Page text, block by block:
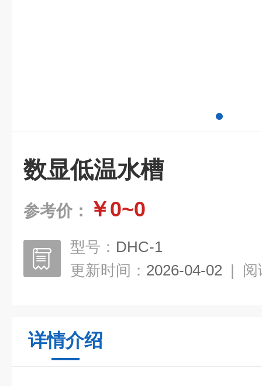
数显低温水槽
参考价： ￥0~0
型号： DHC-1
更新时间： 2026-04-02 | 阅
详情介绍